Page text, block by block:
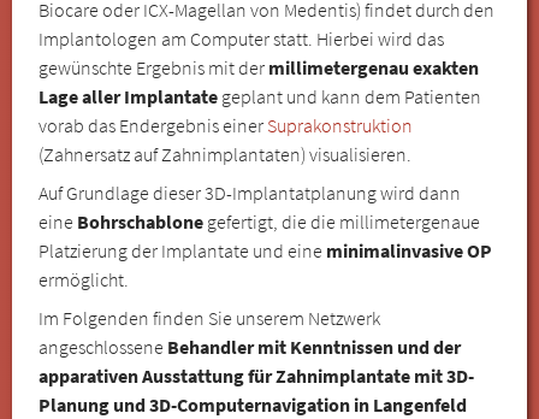
Biocare oder ICX-Magellan von Medentis) findet durch den
Implantologen am Computer statt. Hierbei wird das
gewünschte Ergebnis mit der millimetergenau exakten
Lage aller Implantate geplant und kann dem Patienten
vorab das Endergebnis einer Suprakonstruktion
(Zahnersatz auf Zahnimplantaten) visualisieren.
Auf Grundlage dieser 3D-Implantatplanung wird dann
eine Bohrschablone gefertigt, die die millimetergenaue
Platzierung der Implantate und eine minimalinvasive OP
ermöglicht.
Im Folgenden finden Sie unserem Netzwerk
angeschlossene Behandler mit Kenntnissen und der
apparativen Ausstattung für Zahnimplantate mit 3D-
Planung und 3D-Computernavigation in Langenfeld